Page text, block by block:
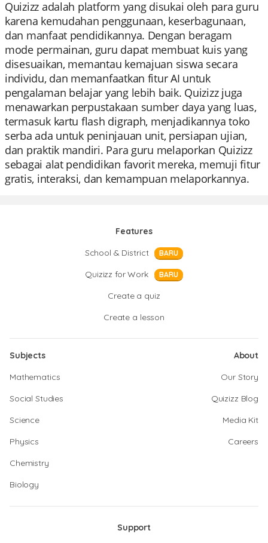
Quizizz adalah platform yang disukai oleh para guru
karena kemudahan penggunaan, keserbagunaan,
dan manfaat pendidikannya. Dengan beragam
mode permainan, guru dapat membuat kuis yang
disesuaikan, memantau kemajuan siswa secara
individu, dan memanfaatkan fitur AI untuk
pengalaman belajar yang lebih baik. Quizizz juga
menawarkan perpustakaan sumber daya yang luas,
termasuk kartu flash digraph, menjadikannya toko
serba ada untuk peninjauan unit, persiapan ujian,
dan praktik mandiri. Para guru melaporkan Quizizz
sebagai alat pendidikan favorit mereka, memuji fitur
gratis, interaksi, dan kemampuan melaporkannya.
Features
School & District
BARU
Quizizz for Work BARU
Create a quiz
Create a lesson
Subjects
Mathematics
Social Studies
Science
Physics
Chemistry
Biology
About
Our Story
Quizizz Blog
Media Kit
Careers
Support